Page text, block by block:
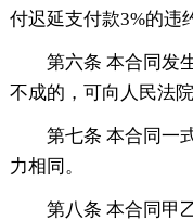
付迟延支付款3%的违
第六条 本合同发
不成的，可向人民法
第七条 本合同一
力相同。
第八条 本合同甲